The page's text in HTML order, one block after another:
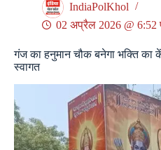
IndiaPolKhol
02 अप्रैल 2026 @ 6:52
गंज का हनुमान चौक बनेगा भक्ति का
स्वागत